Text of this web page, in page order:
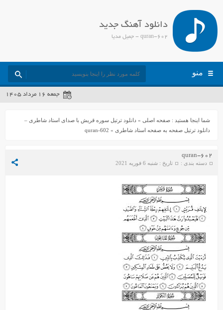
دانلود آهنگ جدید
quran-602 - جمیل مدیا
منو
جمعه ۱۶ مرداد ۱۴۰۵
شما اینجا هستید :صفحه اصلی »دانلود ترتیل سوره قریش با صدای استاد شاطری –
دانلود ترتیل صفحه به صفحه استاد شاطری »
quran-602
quran-602
دسته بندی : تاریخ : شنبه 6 فوریه 2021